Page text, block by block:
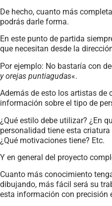
De hecho, cuanto más
podrás darle forma.
En este punto de partida
que necesitan desde la
Por ejemplo: No bastaría con
y orejas puntiagudas«.
Además de esto los artistas de
información sobre el tipo de
¿Qué estilo debe utilizar? ¿En
personalidad tiene esta
¿Qué motivaciones tiene? Etc.
Y en general del proyecto
Cuanto más conocimiento
dibujando, más fácil será su
esta información con precisión